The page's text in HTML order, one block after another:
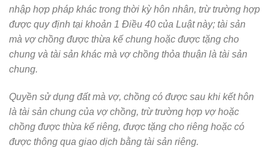
nhập hợp pháp khác trong thời kỳ hôn nhân, trừ trường hợp
được quy định tại khoản 1 Điều 40 của Luật này; tài sản
mà vợ chồng được thừa kế chung hoặc được tặng cho
chung và tài sản khác mà vợ chồng thỏa thuận là tài sản
chung.
Quyền sử dụng đất mà vợ, chồng có được sau khi kết hôn
là tài sản chung của vợ chồng, trừ trường hợp vợ hoặc
chồng được thừa kế riêng, được tặng cho riêng hoặc có
được thông qua giao dịch bằng tài sản riêng.